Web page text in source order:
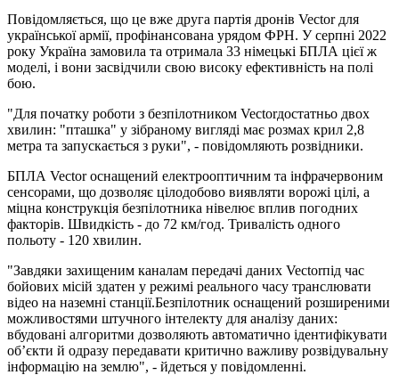
Повідомляється, що це вже друга партія дронів Vector для
української армії, профінансована урядом ФРН. У серпні 2022
року Україна замовила та отримала 33 німецькі БПЛА цієї ж
моделі, і вони засвідчили свою високу ефективність на полі
бою.
"Для початку роботи з безпілотником Vectorдостатньо двох
хвилин: "пташка" у зібраному вигляді має розмах крил 2,8
метра та запускається з руки", - повідомляють розвідники.
БПЛА Vector оснащений електрооптичним та інфрачервоним
сенсорами, що дозволяє цілодобово виявляти ворожі цілі, а
міцна конструкція безпілотника нівелює вплив погодних
факторів. Швидкість - до 72 км/год. Тривалість одного
польоту - 120 хвилин.
"Завдяки захищеним каналам передачі даних Vectorпід час
бойових місій здатен у режимі реального часу транслювати
відео на наземні станції.Безпілотник оснащений розширеними
можливостями штучного інтелекту для аналізу даних:
вбудовані алгоритми дозволяють автоматично ідентифікувати
об’єкти й одразу передавати критично важливу розвідувальну
інформацію на землю", - йдеться у повідомленні.